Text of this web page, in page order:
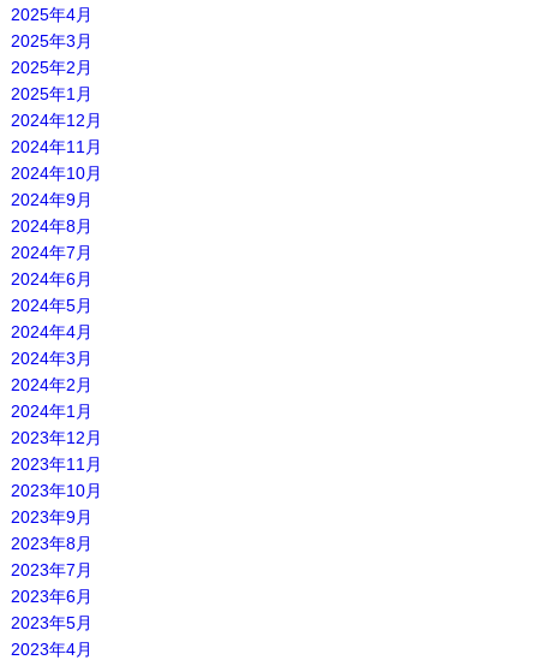
2025年4月
2025年3月
2025年2月
2025年1月
2024年12月
2024年11月
2024年10月
2024年9月
2024年8月
2024年7月
2024年6月
2024年5月
2024年4月
2024年3月
2024年2月
2024年1月
2023年12月
2023年11月
2023年10月
2023年9月
2023年8月
2023年7月
2023年6月
2023年5月
2023年4月